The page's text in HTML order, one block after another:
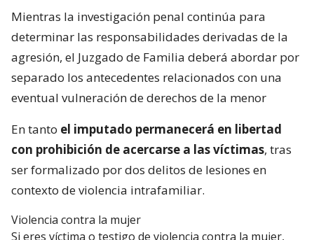
Mientras la investigación penal continúa para
determinar las responsabilidades derivadas de la
agresión, el Juzgado de Familia deberá abordar por
separado los antecedentes relacionados con una
eventual vulneración de derechos de la menor
En tanto el imputado permanecerá en libertad
con prohibición de acercarse a las víctimas, tras
ser formalizado por dos delitos de lesiones en
contexto de violencia intrafamiliar.
Violencia contra la mujer
Si eres víctima o testigo de violencia contra la mujer,